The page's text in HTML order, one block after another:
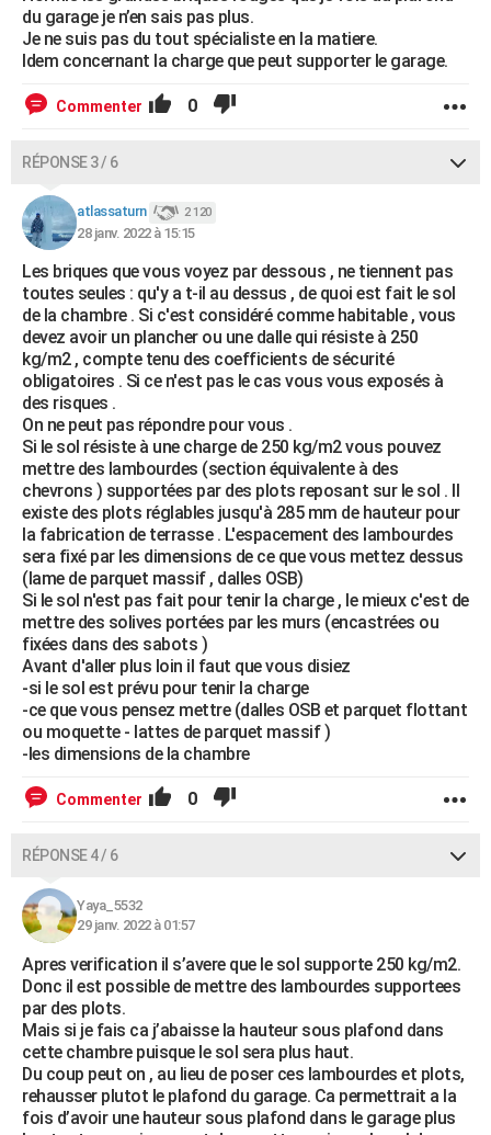
du garage je n’en sais pas plus.
Je ne suis pas du tout spécialiste en la matiere.
Idem concernant la charge que peut supporter le garage.
Commenter 0
RÉPONSE 3 / 6
atlassaturn 2 120
28 janv. 2022 à 15:15
Les briques que vous voyez par dessous , ne tiennent pas
toutes seules : qu'y a t-il au dessus , de quoi est fait le sol
de la chambre . Si c'est considéré comme habitable , vous
devez avoir un plancher ou une dalle qui résiste à 250
kg/m2 , compte tenu des coefficients de sécurité
obligatoires . Si ce n'est pas le cas vous vous exposés à
des risques .
On ne peut pas répondre pour vous .
Si le sol résiste à une charge de 250 kg/m2 vous pouvez
mettre des lambourdes (section équivalente à des
chevrons ) supportées par des plots reposant sur le sol . Il
existe des plots réglables jusqu'à 285 mm de hauteur pour
la fabrication de terrasse . L'espacement des lambourdes
sera fixé par les dimensions de ce que vous mettez dessus
(lame de parquet massif , dalles OSB)
Si le sol n'est pas fait pour tenir la charge , le mieux c'est de
mettre des solives portées par les murs (encastrées ou
fixées dans des sabots )
Avant d'aller plus loin il faut que vous disiez
-si le sol est prévu pour tenir la charge
-ce que vous pensez mettre (dalles OSB et parquet flottant
ou moquette - lattes de parquet massif )
-les dimensions de la chambre
Commenter 0
RÉPONSE 4 / 6
Yaya_5532
29 janv. 2022 à 01:57
Apres verification il s’avere que le sol supporte 250 kg/m2.
Donc il est possible de mettre des lambourdes supportees
par des plots.
Mais si je fais ca j’abaisse la hauteur sous plafond dans
cette chambre puisque le sol sera plus haut.
Du coup peut on , au lieu de poser ces lambourdes et plots,
rehausser plutot le plafond du garage. Ca permettrait a la
fois d’avoir une hauteur sous plafond dans le garage plus